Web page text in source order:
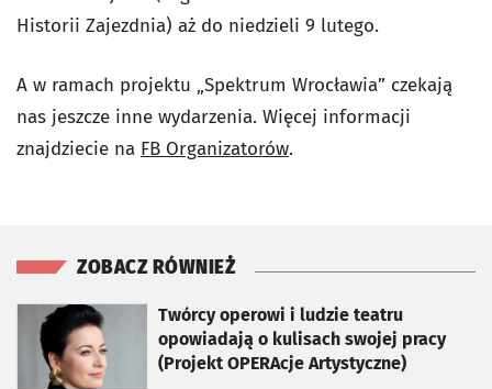
Historii Zajezdnia) aż do niedzieli 9 lutego.
A w ramach projektu „Spektrum Wrocławia” czekają
nas jeszcze inne wydarzenia. Więcej informacji
znajdziecie na FB Organizatorów.
ZOBACZ RÓWNIEŻ
Twórcy operowi i ludzie teatru
opowiadają o kulisach swojej pracy
(Projekt OPERAcje Artystyczne)
otworzy się w nowej karcie